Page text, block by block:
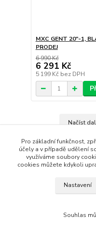
MXC GENT 20"-1,
PRODEJ
6 990 Kč
6 291 Kč
5 199 Kč bez DPH
Načíst
strana
Pro základní funkčnost,
účely a v případě udělení
využíváme soubory
cookies můžete kdykoli
Nastavení
Souhlas